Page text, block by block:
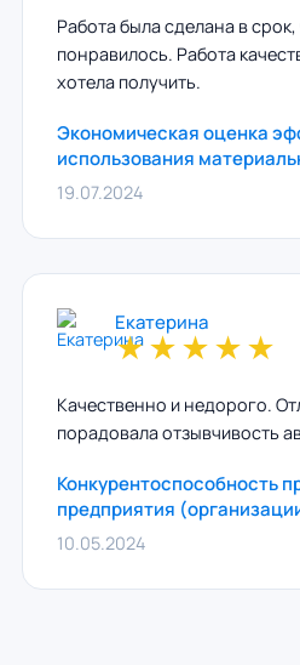
Работа была сделана в
понравилось. Работа
хотела получить.
Экономическая оценка
использования
19.07.2024
Екатерина
★★★★★
Качественно и недорого.
порадовала отзывчивость
Конкурентоспособность
предприятия
10.05.2024